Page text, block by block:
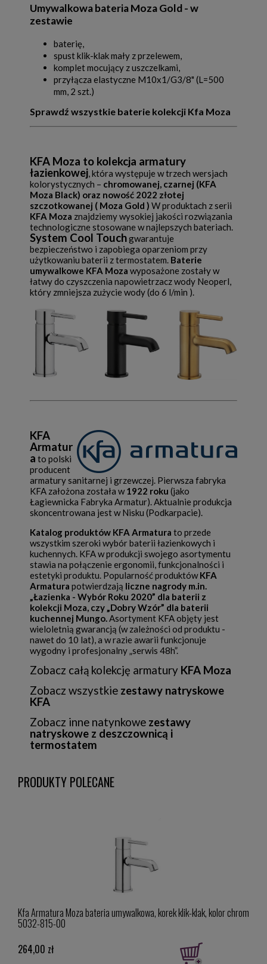
Umywalkowa bateria Moza Gold - w
zestawie
baterię,
spust klik-klak mały z przelewem,
komplet mocujący z uszczelkami,
przyłącza elastyczne M10x1/G3/8" (L=500
mm, 2 szt.)
Sprawdź wszystkie baterie kolekcji Kfa Moza
KFA Moza to kolekcja armatury
łazienkowej , która występuje w trzech wersjach
kolorystycznych – chromowanej, czarnej (KFA
Moza Black) oraz nowość 2022 złotej
szczotkowanej ( Moza Gold ) W produktach z serii
KFA Moza znajdziemy wysokiej jakości rozwiązania
technologiczne stosowane w najlepszych bateriach.
System Cool Touchgwarantuje
bezpieczeństwo i zapobiega oparzeniom przy
użytkowaniu baterii z termostatem. Baterie
umywalkowe KFA Moza wyposażone zostały w
łatwy do czyszczenia napowietrzacz wody Neoperl,
który zmniejsza zużycie wody (do 6 l/min ).
KFA
Armatur
a to polski
producent
armatury sanitarnej i grzewczej. Pierwsza fabryka
KFA założona została w1922 roku (jako
Łagiewnicka Fabryka Armatur). Aktualnie produkcja
skoncentrowana jest w Nisku (Podkarpacie).
Katalog produktów KFA Armatura to przede
wszystkim szeroki wybór baterii łazienkowych i
kuchennych. KFA w produkcji swojego asortymentu
stawia na połączenie ergonomii, funkcjonalności i
estetyki produktu. Popularność produktówKFA
Armatura potwierdzają liczne nagrody m.in.
„Łazienka - Wybór Roku 2020” dla baterii z
kolekcji Moza, czy „Dobry Wzór” dla baterii
kuchennej Mungo.Asortyment KFA objęty jest
wieloletnią gwarancją (w zależności od produktu -
nawet do 10 lat), a w razie awarii funkcjonuje
wygodny i profesjonalny „serwis 48h”.
Zobacz całą kolekcję armatury KFA Moza
Zobacz wszystkie zestawy natryskowe
KFA
Zobacz inne natynkowe zestawy
natryskowe z deszczownicą i
termostatem
PRODUKTY POLECANE
Kfa Armatura Moza bateria umywalkowa, korek klik-klak, kolor chrom
5032-815-00
264,00 zł